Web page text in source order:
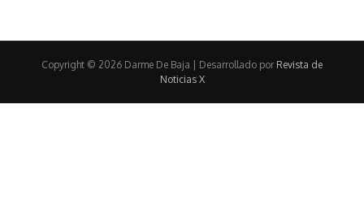
Copyright © 2026 Darme De Baja | Desarrollado por Revista de
Noticias X